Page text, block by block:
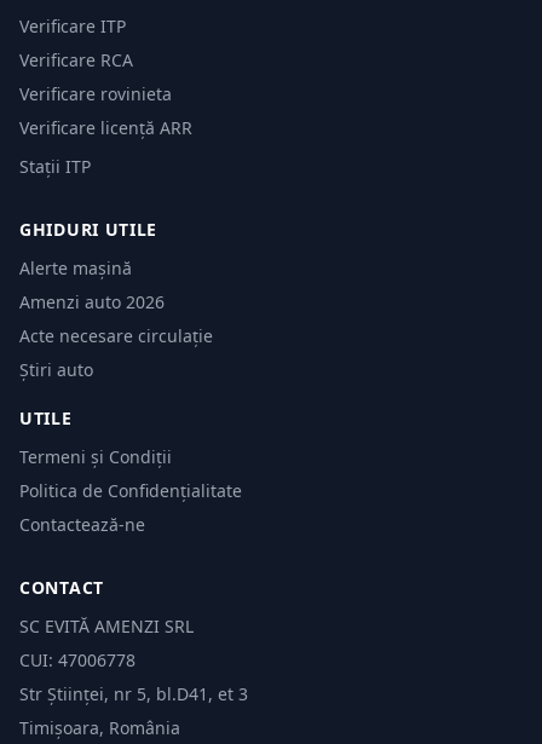
Verificare ITP
Verificare RCA
Verificare rovinieta
Verificare licență ARR
Stații ITP
GHIDURI UTILE
Alerte mașină
Amenzi auto 2026
Acte necesare circulație
Știri auto
UTILE
Termeni și Condiții
Politica de Confidențialitate
Contactează-ne
CONTACT
SC EVITĂ AMENZI SRL
CUI: 47006778
Str Științei, nr 5, bl.D41, et 3
Timișoara, România